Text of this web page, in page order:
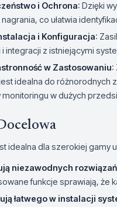
i Ochrona: Dzięki
co ułatwia
i Konfiguracja:
i integracji z istniejącymi
w Zastosowaniu:
idealna do różnorodnych
monitoringu w dużych
idealna dla szerokiej gamy
niezawodnych
funkcje sprawiają, że
łatwego w instalacji